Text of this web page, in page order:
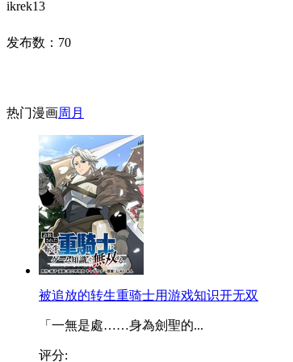
ikrek13
发布数： 70
热门漫画周 月
被追放的转生重骑士用游戏知识开无双
「一無是處……身為劍聖的...
评分: